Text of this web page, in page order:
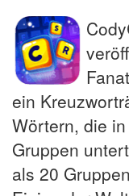
ein
Wörtern, die
Gruppen
als 20